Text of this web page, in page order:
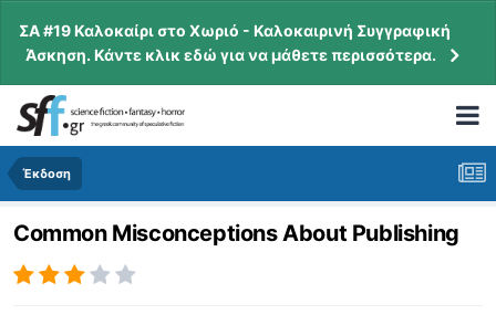
ΣΑ #19 Καλοκαίρι στο Χωριό - Καλοκαιρινή Συγγραφική
Άσκηση. Κάντε κλικ εδώ για να μάθετε περισσότερα.
Έκδοση
Common Misconceptions About Publishing